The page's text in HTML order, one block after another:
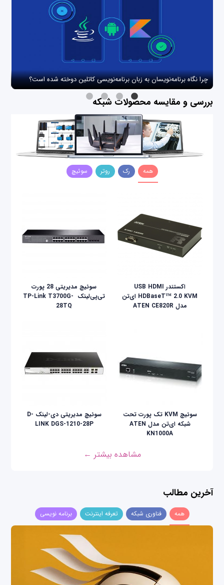
چرا نگاه برنامه‌نویسان به زبان برنامه‌نویسی کاتلین دوخته شده است؟
بررسی و مقایسه محصولات شبکه
همه رک روتر سوئیچ
اکستندر USB HDMI
HDBaseT™ 2.0 KVM ای‌تن
مدل ATEN CE820R
سوئیچ مدیریتی 28 پورت
تی‌پی‌لینک ‌ TP-Link T3700G-
28TQ
سوئیچ KVM تک پورت تحت
شبکه ای‌تن مدل ATEN
KN1000A
سوئیچ مدیریتی دی-لینک D-
LINK DGS-1210-28P
مشاهده بیشتر ←
آخرین مطالب
همه فناوری شبکه تعرفه اینترنت برنامه نویسی